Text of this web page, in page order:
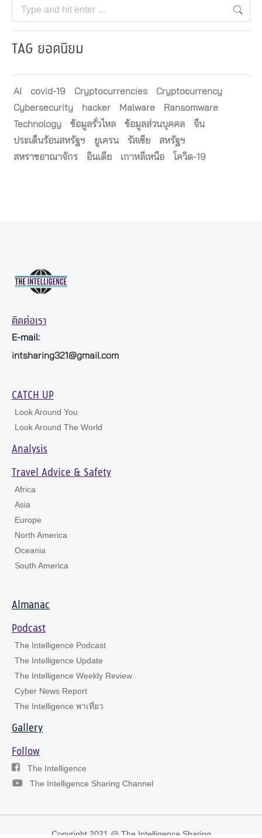
Search:
TAG ยอดนิยม
AI covid-19 Cryptocurrencies
Cryptocurrency
Cybersecurity
hacker Malware
Ransomware
Technology
ข้อมูลรั่วไหล ข้อมูลส่วนบุคคล
จีน
ประเด็นร้อนสหรัฐฯ
ยูเครน รัสเซีย
สหรัฐฯ
สหราชอาณาจักร
อินเดีย เกาหลีเหนือ โควิด-19
ติดต่อเรา
E-mail:
intsharing321@gmail.com
CATCH UP
Look Around You
Look Around The World
Analysis
Travel Advice & Safety
Africa
Asia
Europe
North America
Oceania
South America
Almanac
Podcast
The Intelligence Podcast
The Intelligence Update
The Intelligence Weekly Review
Cyber News Report
The Intelligence พาเที่ยว
Gallery
Follow
The Intelligence
The Intelligence Sharing Channel
Copyright 2021 @ The Intelligence Sharing